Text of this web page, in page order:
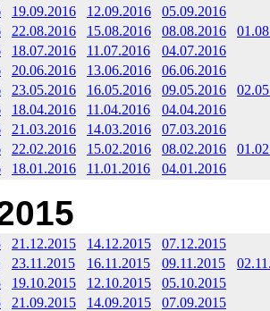
19.09.2016 12.09.2016
05.09.2016
22.08.2016 15.08.2016 08.08.2016
18.07.2016 11.07.2016
04.07.2016
20.06.2016 13.06.2016
06.06.2016
23.05.2016 16.05.2016 09.05.2016
18.04.2016 11.04.2016
04.04.2016
21.03.2016 14.03.2016
07.03.2016
22.02.2016 15.02.2016 08.02.2016
18.01.2016 11.01.2016 04.01.2016
21.12.2015 14.12.2015
07.12.2015
23.11.2015 16.11.2015 09.11.2015
19.10.2015 12.10.2015
05.10.2015
21.09.2015 14.09.2015
07.09.2015